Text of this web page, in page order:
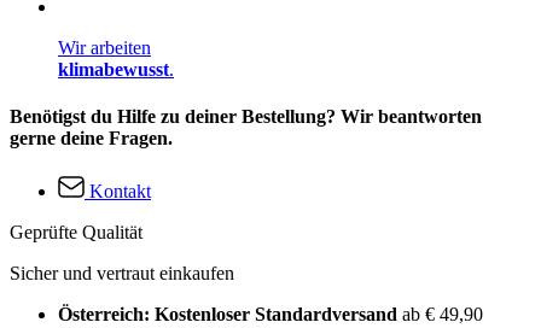
Wir arbeiten
klimabewusst.
Benötigst du Hilfe zu deiner Bestellung? Wir beantworten
gerne deine Fragen.
Kontakt
Geprüfte Qualität
Sicher und vertraut einkaufen
Österreich: Kostenloser Standardversand ab € 49,90